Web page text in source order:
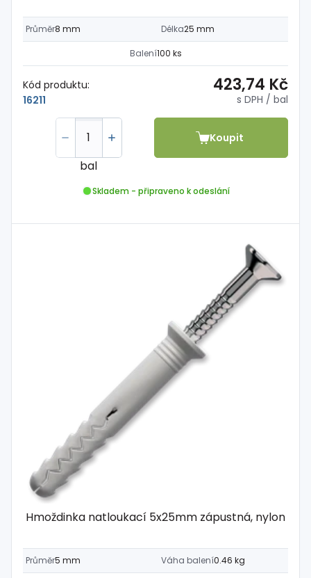
Průměr8 mm Délka25 mm
Balení100 ks
Kód produktu:
16211
423,74 Kč
s DPH / bal
bal
Koupit
Skladem - připraveno k odeslání
Hmoždinka natloukací 5x25mm zápustná, nylon
Průměr5 mm Váha balení0.46 kg